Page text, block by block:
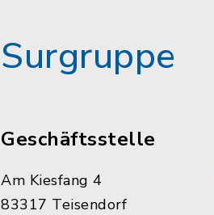
Surgruppe
Geschäftsstelle
Am Kiesfang 4
83317 Teisendorf